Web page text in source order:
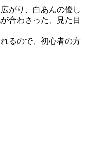
がり、白あんの優し
合わさった、見た目
るので、初心者の方